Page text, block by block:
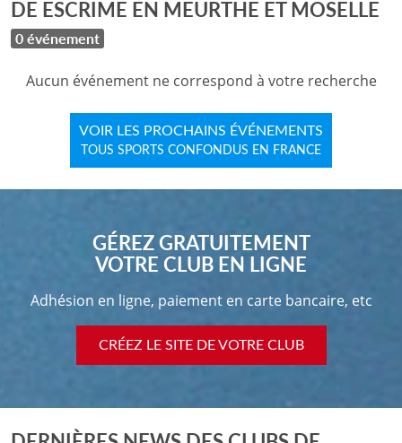
DE ESCRIME EN MEURTHE ET MOSELLE
0 événement
Aucun événement ne correspond à votre recherche
VOIR LES PROCHAINS ÉVÉNEMENTS
TOUS SPORTS CONFONDUS EN FRANCE
GÉREZ GRATUITEMENT
VOTRE CLUB EN LIGNE
Adhésion en ligne, paiement en carte bancaire, etc
CRÉEZ LE SITE DE VOTRE CLUB